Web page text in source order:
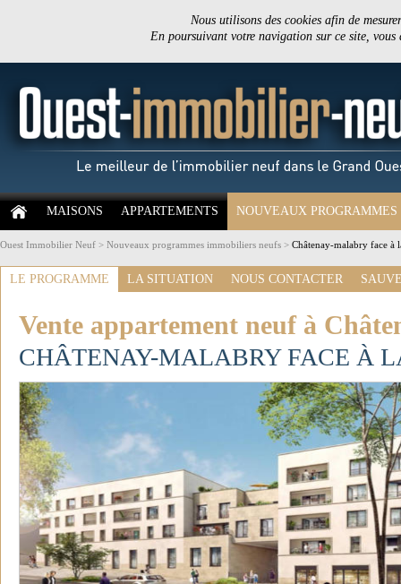
Nous utilisons des cookies afin de
En poursuivant votre navigation sur ce site,
MAISONS APPARTEMENTS NOUVEAUX PROGRAMMES
Ouest Immobilier Neuf > Nouveaux programmes immobiliers neufs > Châtenay-malabry face à
LE PROGRAMME LA SITUATION NOUS CONTACTER
Vente appartement neuf à
CHÂTENAY-MALABRY FACE À